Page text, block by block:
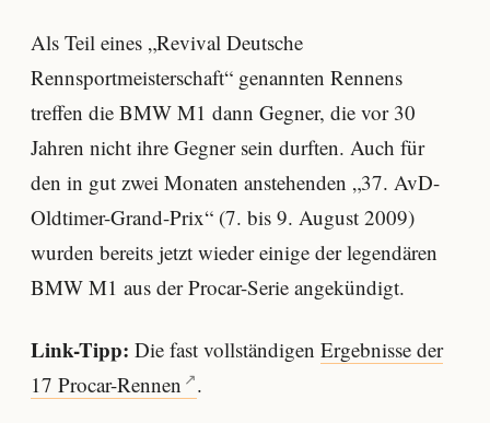
Als Teil eines „Revival Deutsche
Rennsportmeisterschaft“ genannten Rennens
treffen die BMW M1 dann Gegner, die vor 30
Jahren nicht ihre Gegner sein durften. Auch für
den in gut zwei Monaten anstehenden „37. AvD-
Oldtimer-Grand-Prix“ (7. bis 9. August 2009)
wurden bereits jetzt wieder einige der legendären
BMW M1 aus der Procar-Serie angekündigt.
Link-Tipp: Die fast vollständigen Ergebnisse der
17 Procar-Rennen
.